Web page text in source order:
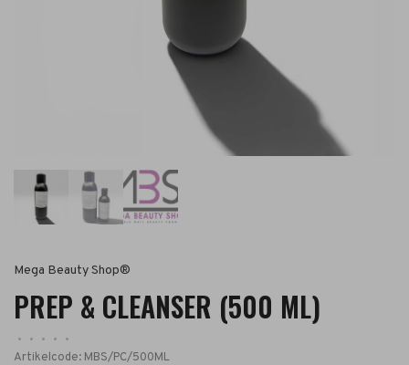
Mega Beauty Shop®
PREP & CLEANSER (500 ML)
• • • •
•
Artikelcode: MBS/PC/500ML